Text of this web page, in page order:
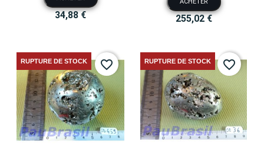
34,88 €
ACHETER
255,02 €
RUPTURE DE STOCK favorite_border RUPTURE DE STOCK favorite_border